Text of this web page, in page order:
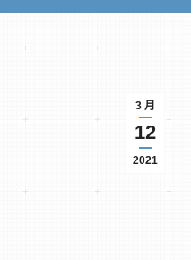
3 月
12
2021